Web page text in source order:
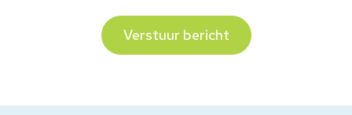
Verstuur bericht